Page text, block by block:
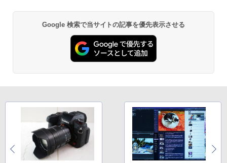
Google 検索で当サイトの記事を優先表示させる